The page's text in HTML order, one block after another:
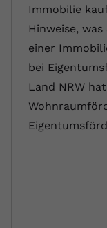
Immobilie
Hinweise,
einer
bei
Land NRW